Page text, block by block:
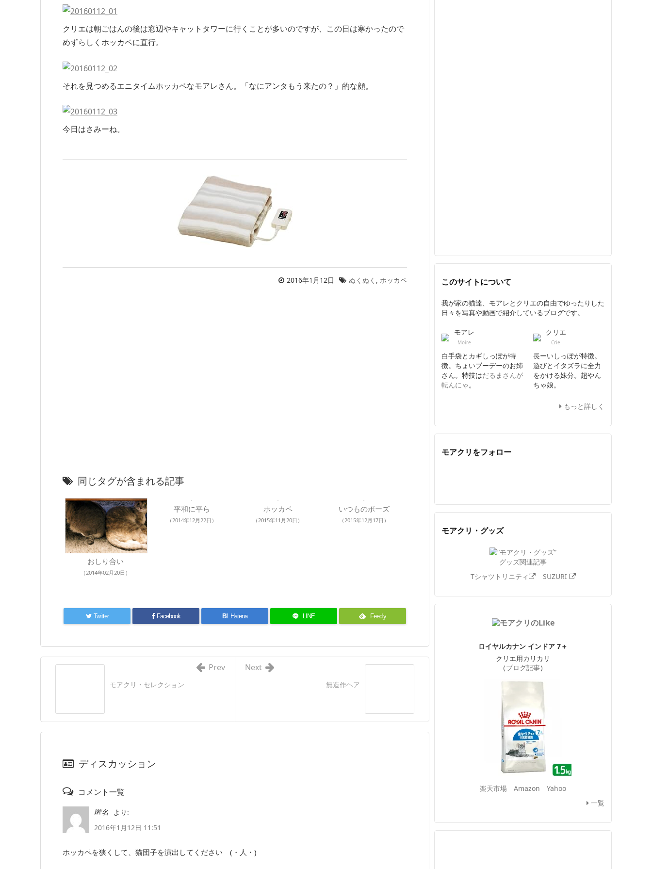
クリエは朝ごはんの後は窓辺やキャットタワーに行くことが多いのですが、この日は寒かったので
めずらしくホッカペに直行。
それを見つめるエニタイムホッカペなモアレさん。「なにアンタもう来たの？」的な顔。
今日はさみーね。
2016年1月12日 ぬくぬく , ホッカペ
同じタグが含まれる記事
おしり合い
（2014年02月20日）
平和に平ら
（2014年12月22日）
ホッカペ
（2015年11月20日）
いつものポーズ
（2015年12月17日）
Twitter Facebook B! Hatena LINE Feedly
無造作ヘア
Next
モアクリ・セレクション
Prev
ディスカッション
コメント一覧
匿名
より:
2016年1月12日 11:51
ホッカペを狭くして、猫団子を演出してください (・人・)
このサイトについて
我が家の猫達、モアレとクリエの自由でゆったりした
日々を写真や動画で紹介しているブログです。
モアレ
Moire
白手袋とカギしっぽが特
徴。ちょいブーデーのお姉
さん。特技はだるまさんが
転んにゃ。
クリエ
Crie
長ーいしっぽが特徴。
遊びとイタズラに全力
をかける妹分。超やん
ちゃ娘。
もっと詳しく
モアクリをフォロー
モアクリ・グッズ
グッズ関連記事
Tシャツトリニティ
SUZURI
ロイヤルカナン インドア 7＋
クリエ用カリカリ
（ブログ記事）
楽天市場 Amazon
Yahoo
一覧